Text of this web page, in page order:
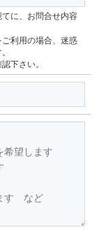
に、お問合せ内容
利用の場合、迷惑
下さい。